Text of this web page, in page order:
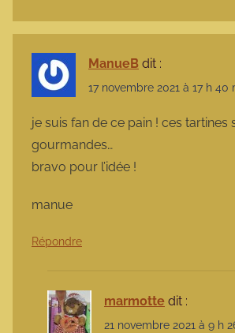
ManueB dit :
17 novembre 2021 à 17 h 40
je suis fan de ce pain ! ces tartines
gourmandes…
bravo pour l’idée !
manue
Répondre
marmotte dit :
21 novembre 2021 à 9 h